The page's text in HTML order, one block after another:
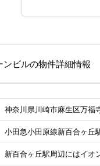
ンビルの物件詳細情報
神奈川県川崎市麻生区万福
小田急小田原線新百合ヶ丘
新百合ヶ丘駅周辺にはイオ